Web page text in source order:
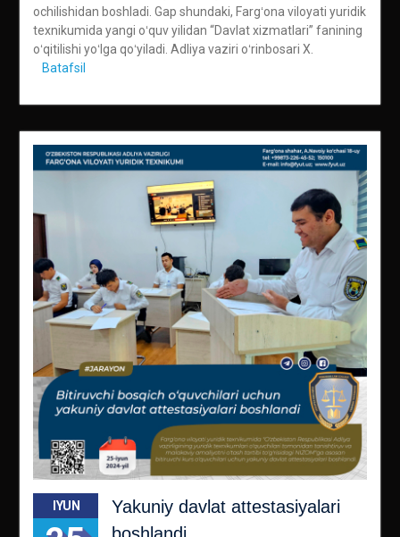
ochilishidan boshladi. Gap shundaki, Fargʻona viloyati yuridik
texnikumida yangi oʻquv yilidan “Davlat xizmatlari” fanining
oʻqitilishi yoʻlga qoʻyiladi. Adliya vaziri oʻrinbosari X.
Batafsil
IYUN
Yakuniy davlat attestasiyalari